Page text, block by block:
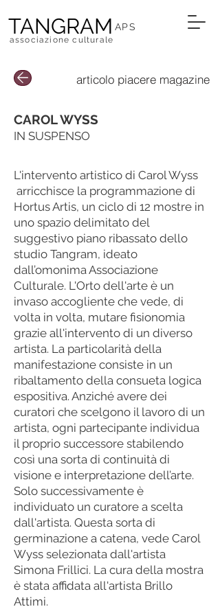
TANGRAM
associazione culturale
APS
articolo piacere magazine
CAROL WYSS
IN SUSPENSO
L'intervento artistico di Carol Wyss
arricchisce la programmazione di
Hortus Artis, un ciclo di 12 mostre in
uno spazio delimitato del
suggestivo piano ribassato dello
studio Tangram, ideato
dall’omonima Associazione
Culturale. L'Orto dell'arte è un
invaso accogliente che vede, di
volta in volta, mutare fisionomia
grazie all'intervento di un diverso
artista. La particolarità della
manifestazione consiste in un
ribaltamento della consueta logica
espositiva. Anziché avere dei
curatori che scelgono il lavoro di un
artista, ogni partecipante individua
il proprio successore stabilendo
così una sorta di continuità di
visione e interpretazione dell’arte.
Solo successivamente è
individuato un curatore a scelta
dall'artista. Questa sorta di
germinazione a catena, vede Carol
Wyss selezionata dall'artista
Simona Frillici. La cura della mostra
è stata affidata all'artista Brillo
Attimi.